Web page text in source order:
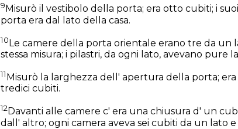
9 Misurò il vestibolo della porta; era otto cubiti; i
porta era dal lato della casa.
10Le camere della porta orientale erano tre da
stessa misura; i pilastri, da ogni lato, avevano pure
11 Misurò la larghezza dell' apertura della porta;
tredici cubiti.
12Davanti alle camere c' era una chiusura d' un
dall' altro; ogni camera aveva sei cubiti da un lato e